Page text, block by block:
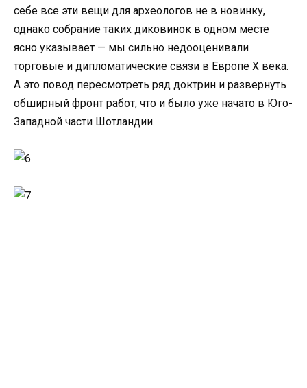
себе все эти вещи для археологов не в новинку,
однако собрание таких диковинок в одном месте
ясно указывает — мы сильно недооценивали
торговые и дипломатические связи в Европе X века.
А это повод пересмотреть ряд доктрин и развернуть
обширный фронт работ, что и было уже начато в Юго-
Западной части Шотландии.